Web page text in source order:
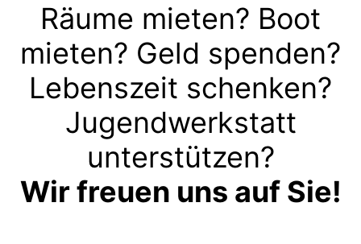
Räume mieten? Boot
mieten? Geld spenden?
Lebenszeit schenken?
Jugendwerkstatt
unterstützen?
Wir freuen uns auf Sie!